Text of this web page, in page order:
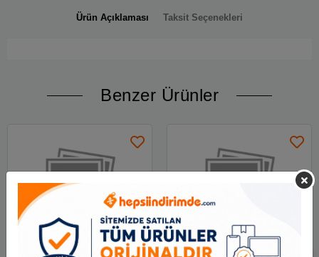
Ürün Açıklaması Taksit Seçenekleri
Benzer Ürünler